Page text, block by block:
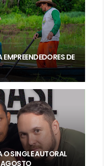
DE
SINGLE AUTORAL
AGOSTO